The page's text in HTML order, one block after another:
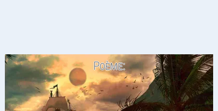
Poème: